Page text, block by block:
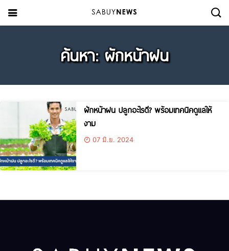
ค้นหา: ผักหน้าฝน
ผักหน้าฝน ปลูกอะไรดี? พร้อมเทคนิคดูแลให้
งาม
07 มิ.ย. 2024